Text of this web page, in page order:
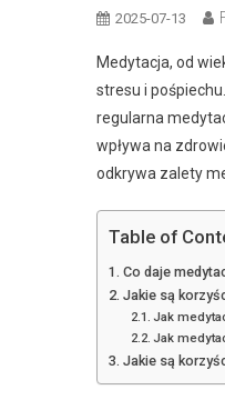
2025-07-13
Medytacja, od
stresu i
regularna
wpływa na
odkrywa zalety
Table of
Co daje
Jakie są
Jak
Jak
Jakie są